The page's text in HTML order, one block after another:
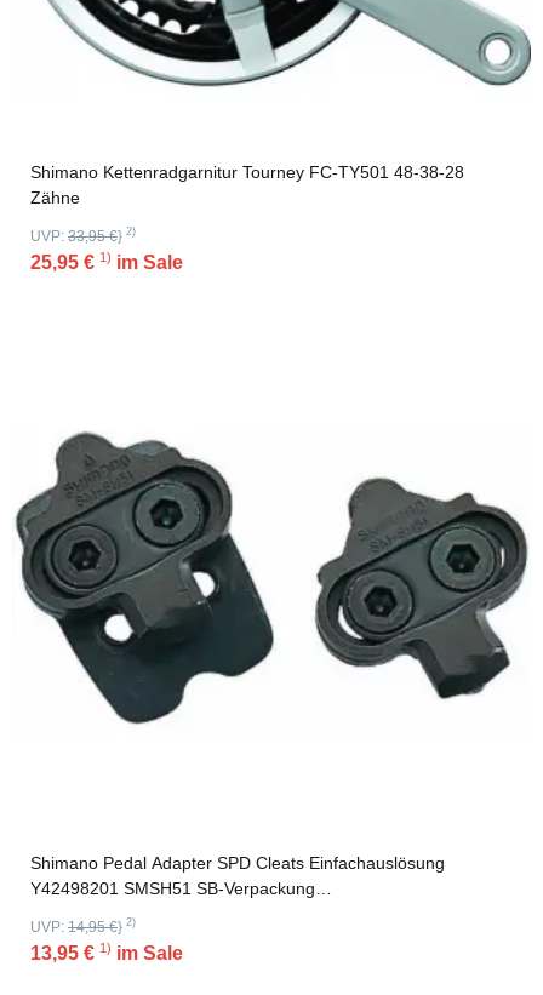
Shimano Kettenradgarnitur Tourney FC-TY501 48-38-28
Zähne
UVP: 33,95 €} 2)
25,95 € 1) im Sale
Shimano Pedal Adapter SPD Cleats Einfachauslösung
Y42498201 SMSH51 SB-Verpackung
Einfachauslösung,Y42498201 SMSH51,SB-Verpackung
UVP: 14,95 €} 2)
13,95 € 1) im Sale